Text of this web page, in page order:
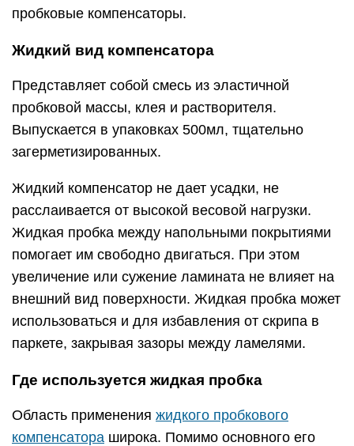
пробковые компенсаторы.
Жидкий вид компенсатора
Представляет собой смесь из эластичной
пробковой массы, клея и растворителя.
Выпускается в упаковках 500мл, тщательно
загерметизированных.
Жидкий компенсатор не дает усадки, не
расслаивается от высокой весовой нагрузки.
Жидкая пробка между напольными покрытиями
помогает им свободно двигаться. При этом
увеличение или сужение ламината не влияет на
внешний вид поверхности. Жидкая пробка может
использоваться и для избавления от скрипа в
паркете, закрывая зазоры между ламелями.
Где используется жидкая пробка
Область применения жидкого пробкового
компенсатора широка. Помимо основного его